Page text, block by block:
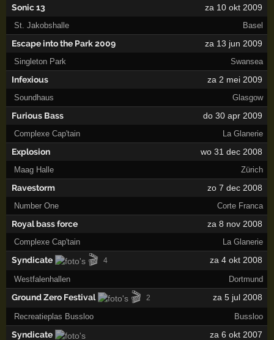
Sonic 13 za 10 okt 2009
St. Jakobshalle Basel
Escape into the Park 2009 za 13 jun 2009
Singleton Park Swansea
Infexious za 2 mei 2009
Soundhaus Glasgow
Furious Bass do 30 apr 2009
Complexe Cap'tain La Glanerie
Explosion wo 31 dec 2008
Maag Halle Zürich
Ravestorm zo 7 dec 2008
Number One Corte Franca
Royal bass force za 8 nov 2008
Complexe Cap'tain La Glanerie
Syndicate 🎬 4 za 4 okt 2008
Westfalenhallen Dortmund
Ground Zero Festival 🎬 2 za 5 jul 2008
Recreatieplas Bussloo Bussloo
Syndicate za 6 okt 2007